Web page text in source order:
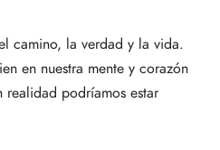
camino, la verdad y la vida.
en nuestra mente y corazón
podríamos estar